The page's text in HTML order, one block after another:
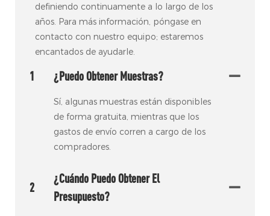
definiendo continuamente a lo largo de los
años. Para más información, póngase en
contacto con nuestro equipo; estaremos
encantados de ayudarle.
1 ¿Puedo Obtener Muestras?
Sí, algunas muestras están disponibles
de forma gratuita, mientras que los
gastos de envío corren a cargo de los
compradores.
2
¿Cuándo Puedo Obtener El
Presupuesto?